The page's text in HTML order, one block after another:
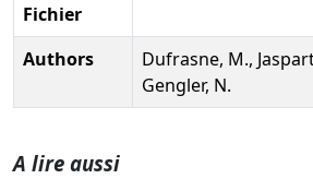
Fichier
Authors
Dufrasne, M.,
Gengler, N.
A lire aussi